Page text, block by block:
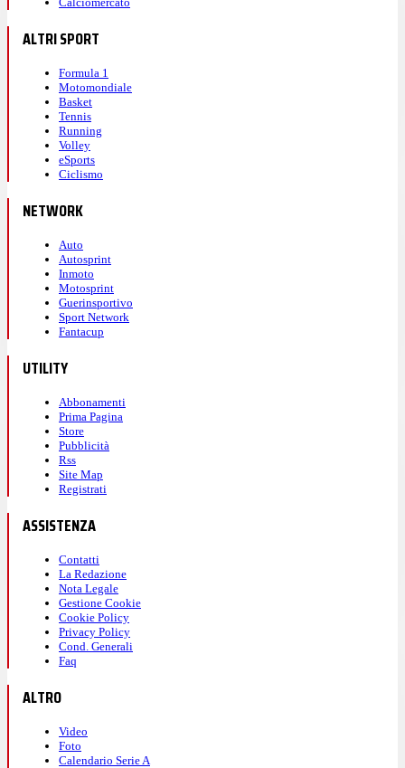
Ciclismo
NETWORK
Auto
Autosprint
Inmoto
Motosprint
Guerinsportivo
Sport Network
Fantacup
UTILITY
Prima Pagina
Store
Pubblicità
Rss
Site Map
Registrati
ASSISTENZA
La Redazione
Nota Legale
Gestione Cookie
Cookie Policy
Privacy Policy
Cond. Generali
Faq
ALTRO
Video
Foto
Calendario Serie A
Calendario Champions
Calendario Europa L.
Calendario Premier L.
Casinò